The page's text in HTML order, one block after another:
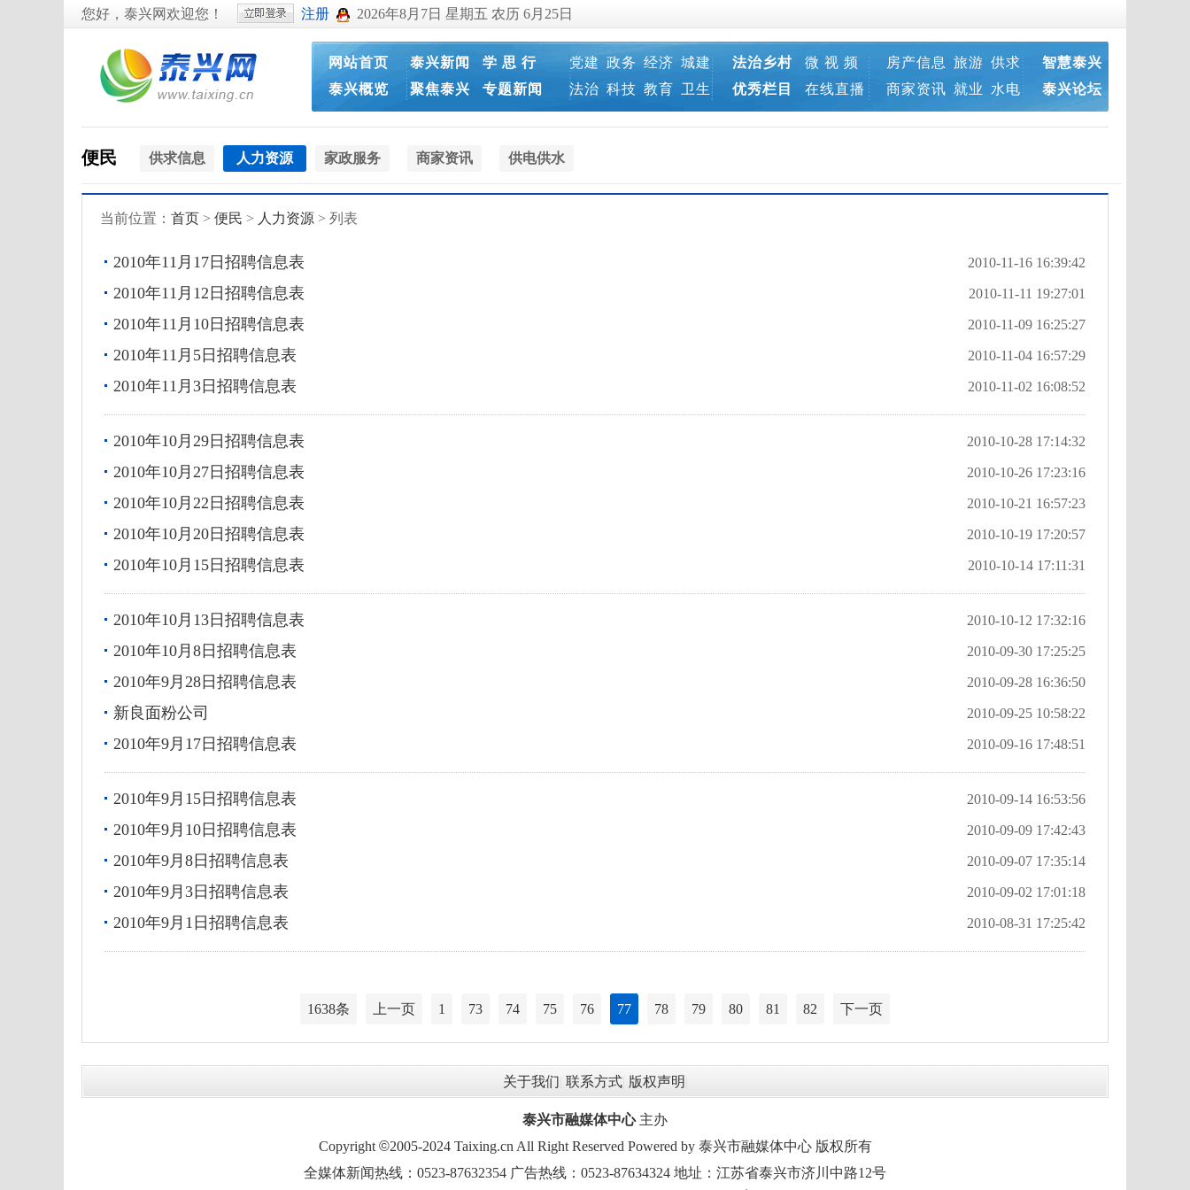
您好，泰兴网欢迎您！ 注册 2026年8月7日 星期五 农历 6月25日
网站首页
泰兴概览
泰兴新闻
学 思 行
聚焦泰兴
专题新闻
党建 政务 经济 城建
法治 科技 教育 卫生
法治乡村
微 视 频
优秀栏目
在线直播
房产信息 旅游 供求
商家资讯 就业 水电
智慧泰兴
泰兴论坛
便民 供求信息 人力资源 家政服务 商家资讯 供电供水
当前位置： 首页 > 便民 > 人力资源 > 列表
2010-11-16 16:39:42
2010年11月17日招聘信息表
2010-11-11 19:27:01
2010年11月12日招聘信息表
2010-11-09 16:25:27
2010年11月10日招聘信息表
2010-11-04 16:57:29
2010年11月5日招聘信息表
2010-11-02 16:08:52
2010年11月3日招聘信息表
2010-10-28 17:14:32
2010年10月29日招聘信息表
2010-10-26 17:23:16
2010年10月27日招聘信息表
2010-10-21 16:57:23
2010年10月22日招聘信息表
2010-10-19 17:20:57
2010年10月20日招聘信息表
2010-10-14 17:11:31
2010年10月15日招聘信息表
2010-10-12 17:32:16
2010年10月13日招聘信息表
2010-09-30 17:25:25
2010年10月8日招聘信息表
2010-09-28 16:36:50
2010年9月28日招聘信息表
2010-09-25 10:58:22
新良面粉公司
2010-09-16 17:48:51
2010年9月17日招聘信息表
2010-09-14 16:53:56
2010年9月15日招聘信息表
2010-09-09 17:42:43
2010年9月10日招聘信息表
2010-09-07 17:35:14
2010年9月8日招聘信息表
2010-09-02 17:01:18
2010年9月3日招聘信息表
2010-08-31 17:25:42
2010年9月1日招聘信息表
1638条 上一页 1 73 74 75 76 77 78 79 80 81 82 下一页
关于我们 联系方式| 版权声明
泰兴市融媒体中心主办
Copyright ©2005-2024 Taixing.cn All Right Reserved Powered by 泰兴市融媒体中心 版权所有
全媒体新闻热线：0523-87632354 广告热线：0523-87634324 地址：江苏省泰兴市济川中路12号